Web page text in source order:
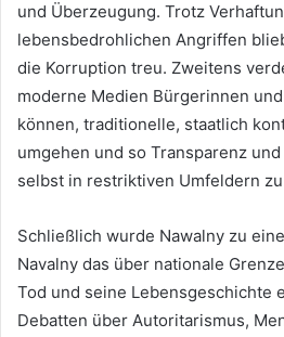
und Überzeugung. Trotz
lebensbedrohlichen Angriffen
die Korruption treu. Zweitens
moderne Medien Bürgerinnen
können, traditionelle, staatlich
umgehen und so Transparenz
selbst in restriktiven Umfeldern
Schließlich wurde Nawalny zu
Navalny das über nationale
Tod und seine Lebensgeschichte
Debatten über Autoritarismus,